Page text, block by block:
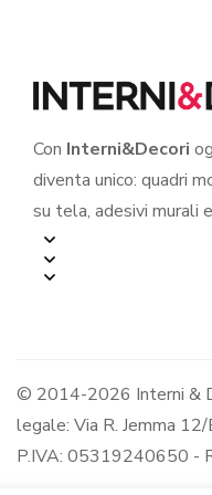
Con Interni&Decori
diventa unico: quadri
su tela, adesivi murali
© 2014-2026 Interni &
legale: Via R. Jemma
P.IVA: 05319240650 -